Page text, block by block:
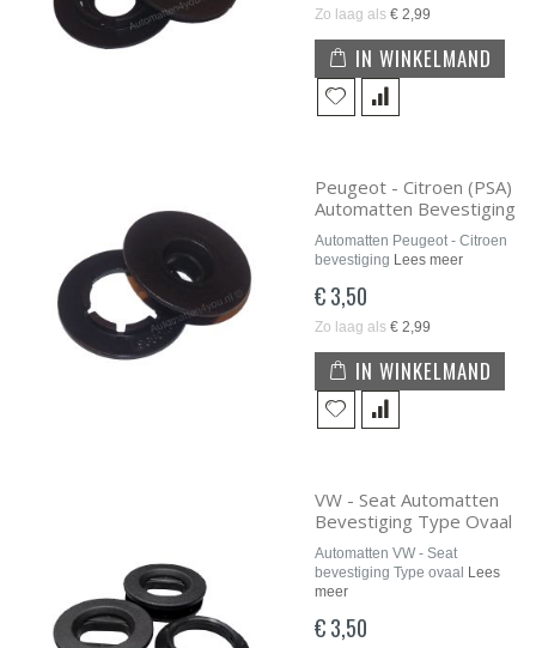
Zo laag als € 2,99
IN WINKELMAND
Peugeot - Citroen (PSA)
Automatten Bevestiging
Automatten Peugeot - Citroen
bevestiging Lees meer
€ 3,50
Zo laag als € 2,99
IN WINKELMAND
VW - Seat Automatten
Bevestiging Type Ovaal
Automatten VW - Seat
bevestiging Type ovaal Lees
meer
€ 3,50